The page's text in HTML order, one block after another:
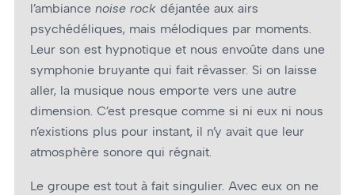
l’ambiance noise rock déjantée aux airs
psychédéliques, mais mélodiques par moments.
Leur son est hypnotique et nous envoûte dans une
symphonie bruyante qui fait rêvasser. Si on laisse
aller, la musique nous emporte vers une autre
dimension. C’est presque comme si ni eux ni nous
n’existions plus pour instant, il n’y avait que leur
atmosphère sonore qui régnait.
Le groupe est tout à fait singulier. Avec eux on ne